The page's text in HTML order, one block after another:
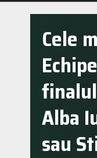
Cele
Alba
sau